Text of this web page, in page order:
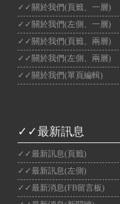
✓✓關於我們(頁籤、一層)
✓✓關於我們(左側、一層)
✓✓關於我們(頁籤、兩層)
✓✓關於我們(左側、兩層)
✓✓關於我們(單頁編輯)
✓✓最新訊息
✓✓最新訊息(頁籤)
✓✓最新訊息(左側)
✓✓最新消息(FB留言板)